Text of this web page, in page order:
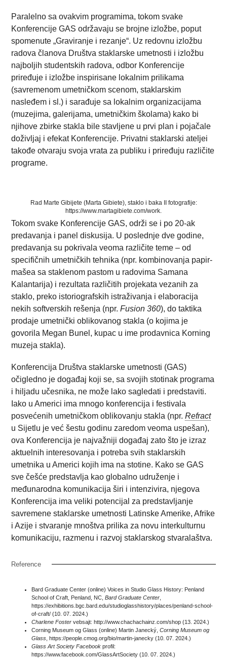
Paralelno sa ovakvim programima, tokom svake
Konferencije GAS održavaju se brojne izložbe, poput
spomenute „Graviranje i rezanje“. Uz redovnu izložbu
radova članova Društva staklarske umetnosti i izložbu
najboljih studentskih radova, odbor Konferencije
priređuje i izložbe inspirisane lokalnim prilikama
(savremenom umetničkom scenom, staklarskim
nasleđem i sl.) i sarađuje sa lokalnim organizacijama
(muzejima, galerijama, umetničkim školama) kako bi
njihove zbirke stakla bile stavljene u prvi plan i pojačale
doživljaj i efekat Konferencije. Privatni staklarski ateljei
takođe otvaraju svoja vrata za publiku i priređuju različite
programe.
Rad Marte Gibijete (Marta Gibiete), staklo i baka II fotografije:
https://www.martagibiete.com/work.
Tokom svake Konferencije GAS, održi se i po 20-ak
predavanja i panel diskusija. U poslednje dve godine,
predavanja su pokrivala veoma različite teme – od
specifičnih umetničkih tehnika (npr. kombinovanja papir-
mašea sa staklenom pastom u radovima Samana
Kalantarija) i rezultata različitih projekata vezanih za
staklo, preko istoriografskih istraživanja i elaboracija
nekih softverskih rešenja (npr.Fusion 360), do taktika
prodaje umetnički oblikovanog stakla (o kojima je
govorila Megan Bunel, kupac u ime prodavnica Korning
muzeja stakla).
Konferencija Društva staklarske umetnosti (GAS)
očigledno je događaj koji se, sa svojih stotinak programa
i hiljadu učesnika, ne može lako sagledati i predstaviti.
Iako u Americi ima mnogo konferencija i festivala
posvećenih umetničkom oblikovanju stakla (npr.Refract
u Sijetlu je već šestu godinu zaredom veoma uspešan),
ova Konferencija je najvažniji događaj zato što je izraz
aktuelnih interesovanja i potreba svih staklarskih
umetnika u Americi kojih ima na stotine. Kako se GAS
sve češće predstavlja kao globalno udruženje i
međunarodna komunikacija širi i intenzivira, njegova
Konferencija ima veliki potencijal za predstavljanje
savremene staklarske umetnosti Latinske Amerike, Afrike
i Azije i stvaranje mnoštva prilika za novu interkulturnu
komunikaciju, razmenu i razvoj staklarskog stvaralaštva.
Reference
Bard Graduate Center (online) Voices in Studio Glass History: Penland
School of Craft, Penland, NC,Bard Graduate Center,
https://exhibitions.bgc.bard.edu/studioglasshistory/places/penland-school-
of-craft/ (10. 07. 2024.)
Charlene Foster vebsajt: http://www.chachachainz.com/shop (13. 2024.)
Corning Museum og Glass (online) Martin Janecký,Corning Museum og
Glass, https://people.cmog.org/bio/martin-janecky (10. 07. 2024.)
Glass Art Society Facebookprofil:
https://www.facebook.com/GlassArtSociety (10. 07. 2024.)